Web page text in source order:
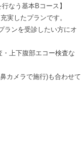
なう基本Bコース】
実したプランです。
ランを受診したい方にオ
上下腹部エコー検査な
カメラで施行)も合わせて